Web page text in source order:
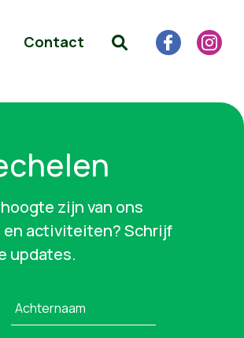
Contact
zijn van ons
en activiteiten? Schrijf
updates.
Achternaam